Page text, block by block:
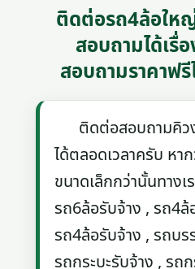
ติดต่อรถ4ล้อให
สอบถามได้เรื่
สอบถามราคาฟรี
ติดต่อสอบถามคิว
ได้ตลอดเวลาครับ หา
ขนาดเล็กกว่านั้นทางเ
รถ6ล้อรับจ้าง , รถ4
รถ4ล้อรับจ้าง , รถบ
รถกระบะรับจ้าง , รถ